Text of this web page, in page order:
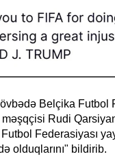
Belçika Futbol
Rudi
Federasiyası
olduqlarını" bildirib.